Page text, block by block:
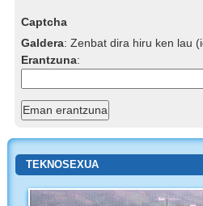
Captcha
Galdera:Zenbat dira hiru ken lau
Erantzuna:
TEKNOSEXUA